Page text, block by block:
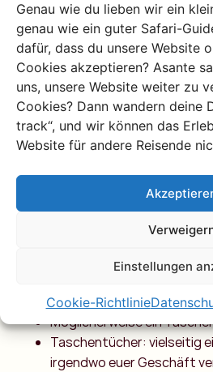
Genau wie du lieben wir ein
genau wie ein guter Safari-
dafür, dass du unsere Website
Cookies akzeptieren? Asante
uns, unsere Website weiter zu
Cookies? Dann wandern deine
track“, und wir können das
Website für andere Reisende
Einstellungen
Cookie-Richtlinie
gewaschen wurde.
Adapter für die Steckdose
Lust, einen an eurem
Möglicherweise ein
Sarong (sehr praktisch,
auch als Kleid oder Rock
Ferngläser
Führerschein (wenn ihr
Autofahren wollt)
Ohrstöpsel (für den Fall,
zu schlafen, während auf
Fernsehbildschirmen
Ein Vorhängeschloss mit
Möglicherweise ein
Taschentücher: vielseitig
irgendwo euer Geschäft